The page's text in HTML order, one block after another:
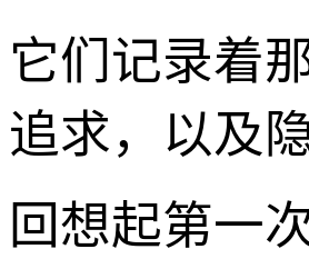
它们记录着
追求，以及
回想起第一